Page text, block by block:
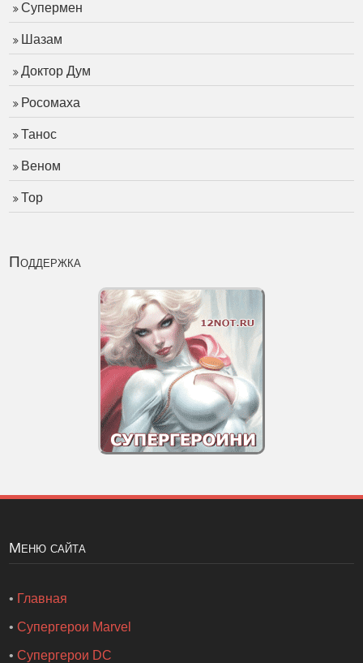
Супермен
Шазам
Доктор Дум
Росомаха
Танос
Веном
Тор
Поддержка
Меню сайта
• Главная
•Супергерои Marvel
•Супергерои DC